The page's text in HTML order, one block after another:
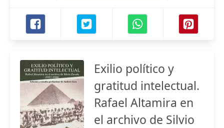
Exilio político y
gratitud intelectual.
Rafael Altamira en
el archivo de Silvio